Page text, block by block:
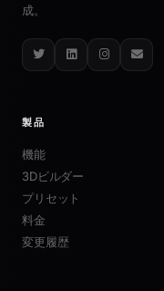
成。
TwitterLinkedInInstagram
Email
製品
機能
3Dビルダー
プリセット
料金
変更履歴